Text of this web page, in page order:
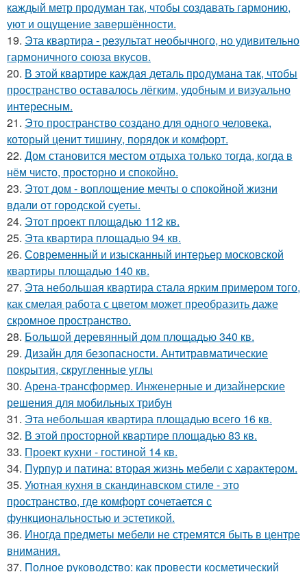
каждый метр продуман так, чтобы создавать гармонию,
уют и ощущение завершённости.
19. Эта квартира - результат необычного, но удивительно
гармоничного союза вкусов.
20. В этой квартире каждая деталь продумана так, чтобы
пространство оставалось лёгким, удобным и визуально
интересным.
21. Это пространство создано для одного человека,
который ценит тишину, порядок и комфорт.
22. Дом становится местом отдыха только тогда, когда в
нём чисто, просторно и спокойно.
23. Этот дом - воплощение мечты о спокойной жизни
вдали от городской суеты.
24. Этот проект площадью 112 кв.
25. Эта квартира площадью 94 кв.
26. Современный и изысканный интерьер московской
квартиры площадью 140 кв.
27. Эта небольшая квартира стала ярким примером того,
как смелая работа с цветом может преобразить даже
скромное пространство.
28. Большой деревянный дом площадью 340 кв.
29. Дизайн для безопасности. Антитравматические
покрытия, скругленные углы
30. Арена-трансформер. Инженерные и дизайнерские
решения для мобильных трибун
31. Эта небольшая квартира площадью всего 16 кв.
32. В этой просторной квартире площадью 83 кв.
33. Проект кухни - гостиной 14 кв.
34. Пурпур и патина: вторая жизнь мебели с характером.
35. Уютная кухня в скандинавском стиле - это
пространство, где комфорт сочетается с
функциональностью и эстетикой.
36. Иногда предметы мебели не стремятся быть в центре
внимания.
37. Полное руководство: как провести косметический